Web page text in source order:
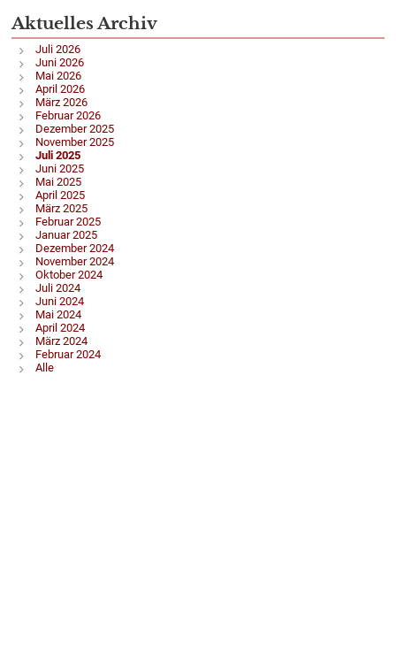
Aktuelles Archiv
Juli 2026
Juni 2026
Mai 2026
April 2026
März 2026
Februar 2026
Dezember 2025
November 2025
Juli 2025
Juni 2025
Mai 2025
April 2025
März 2025
Februar 2025
Januar 2025
Dezember 2024
November 2024
Oktober 2024
Juli 2024
Juni 2024
Mai 2024
April 2024
März 2024
Februar 2024
Alle